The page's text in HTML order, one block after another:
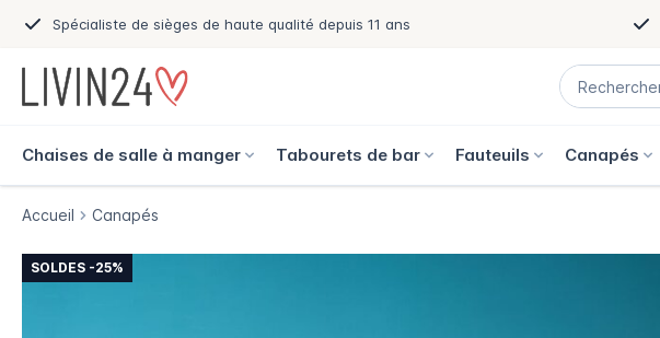
Spécialiste de sièges de haute qualité depuis 11 ans
Chaises de salle à manger Tabourets de bar Fauteuils Canapés
Accueil Canapés
SOLDES -25%